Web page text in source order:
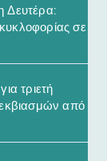
Δευτέρα:
σε
τριετή
εκβιασμών από